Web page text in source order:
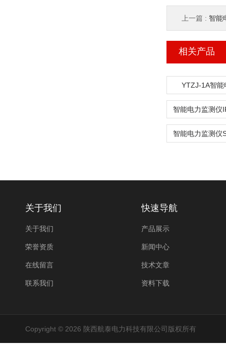
上一篇 : 智能
相关产品
YTZJ-1A智能
关于我们
关于我们
荣誉资质
在线留言
联系我们
快速导航
产品展示
新闻中心
技术文章
资料下载
Copyright © 2026 陕西航泰电力科技有限公司版权所有